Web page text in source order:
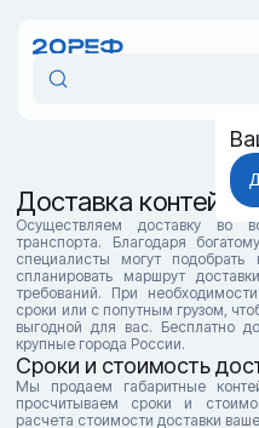
Доставка
Осуществляем доставку
транспорта. Благодаря
специалисты могут
спланировать маршрут
требований. При
сроки или с попутным грузом,
выгодной для вас. Бесплатно
крупные города России.
Сроки и стоимость
Мы продаем габаритные
просчитываем сроки и
расчета стоимости доставки